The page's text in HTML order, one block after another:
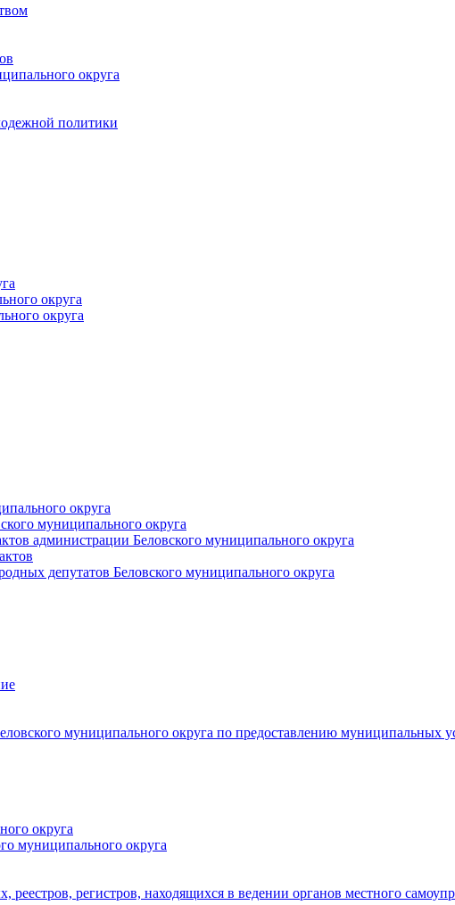
округа
политики
округа
округа
округа
муниципального округа
администрации Беловского муниципального округа
депутатов Беловского муниципального округа
муниципального округа по предоставлению муниципальных
округа
муниципального округа
регистров, находящихся в ведении органов местного